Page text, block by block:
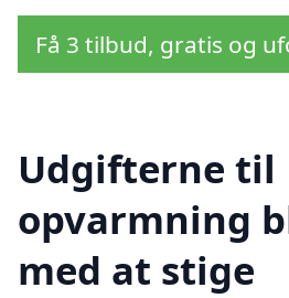
Få 3 tilbud, gratis og
Udgifterne til
opvarmning
med at stige